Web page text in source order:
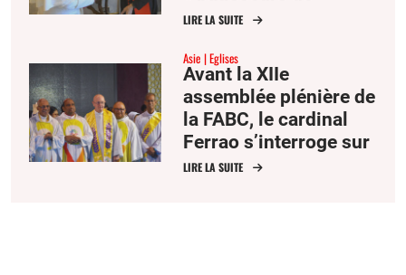
communion »
LIRE LA SUITE
Asie Eglises
Avant la XIIe
assemblée plénière de
la FABC, le cardinal
Ferrao s’interroge sur
l’avenir de la mission
LIRE LA SUITE